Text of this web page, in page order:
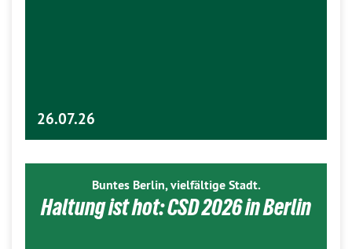
26.07.26
Buntes Berlin, vielfältige Stadt.
Haltung ist hot: CSD 2026 in Berlin